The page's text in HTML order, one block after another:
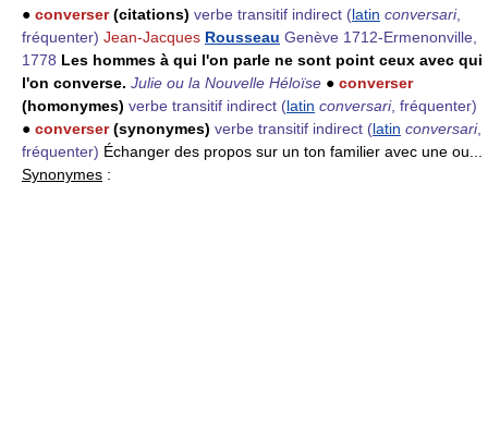
● converser(citations) verbe transitif indirect (latin conversari,
fréquenter) Jean-Jacques Rousseau Genève 1712-Ermenonville,
1778 Les hommes à qui l'on parle ne sont point ceux avec qui
l'on converse. Julie ou la Nouvelle Héloïse ● converser
(homonymes) verbe transitif indirect (latin conversari, fréquenter)
● converser(synonymes) verbe transitif indirect (latin conversari,
fréquenter) Échanger des propos sur un ton familier avec une ou...
Synonymes :